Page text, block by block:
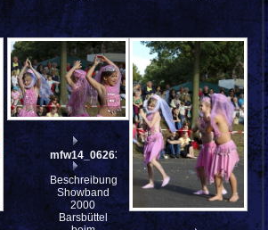
mfw14_062631
Beschreibung:
Showband
2000
Barsbüttel